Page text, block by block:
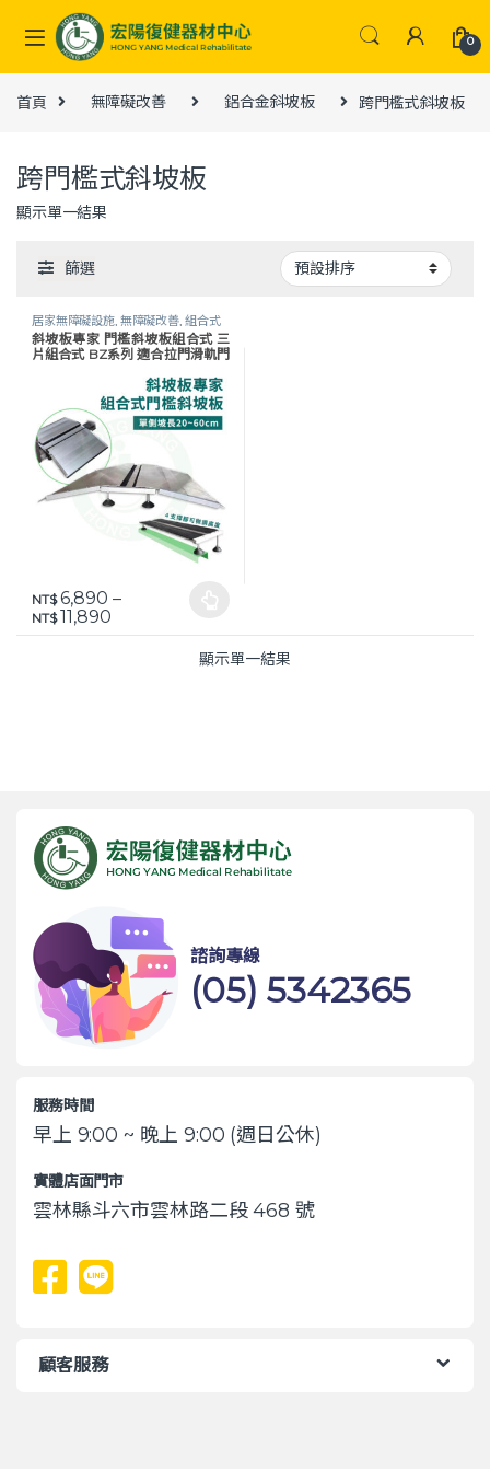
Skip to navigation
Skip to content
0
首頁 無障礙改善 鋁合金斜坡板 跨門檻式斜坡板
跨門檻式斜坡板
顯示單一結果
篩選
居家無障礙設施 無障礙改善 組合式
門檻斜坡板,跨門檻式斜坡板,鋁合金
斜坡板,長照專區
斜坡板專家 門檻斜坡板組合式 三
片組合式 BZ系列 適合拉門滑軌門
NT$6,890 –
NT$11,890價格範圍：NT$ 6,890 到 NT$ 11,890
此產品有多種款式。 可在產品頁面選擇選項
顯示單一結果
諮詢專線
(05) 5342365
服務時間
早上 9:00 ~ 晚上 9:00 (週日公休)
實體店面門市
雲林縣斗六市雲林路二段 468 號
顧客服務